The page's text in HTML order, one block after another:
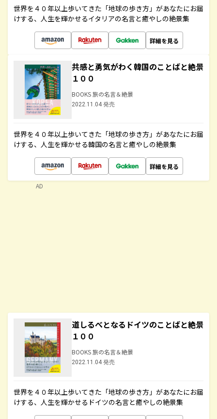
世界を４０年以上歩いてきた「地球の歩き方」があなたにお届
けする、人生を輝かせるイタリアの名言と癒やしの絶景集
詳細を見る
共感と勇気がわく韓国のことばと絶景
１００
BOOKS 旅の名言＆絶景
2022.11.04 発売
世界を４０年以上歩いてきた「地球の歩き方」があなたにお届
けする、人生を輝かせる韓国の名言と癒やしの絶景集
詳細を見る
道しるべとなるドイツのことばと絶景
１００
BOOKS 旅の名言＆絶景
2022.11.04 発売
世界を４０年以上歩いてきた「地球の歩き方」があなたにお届
けする、人生を輝かせるドイツの名言と癒やしの絶景集
AD